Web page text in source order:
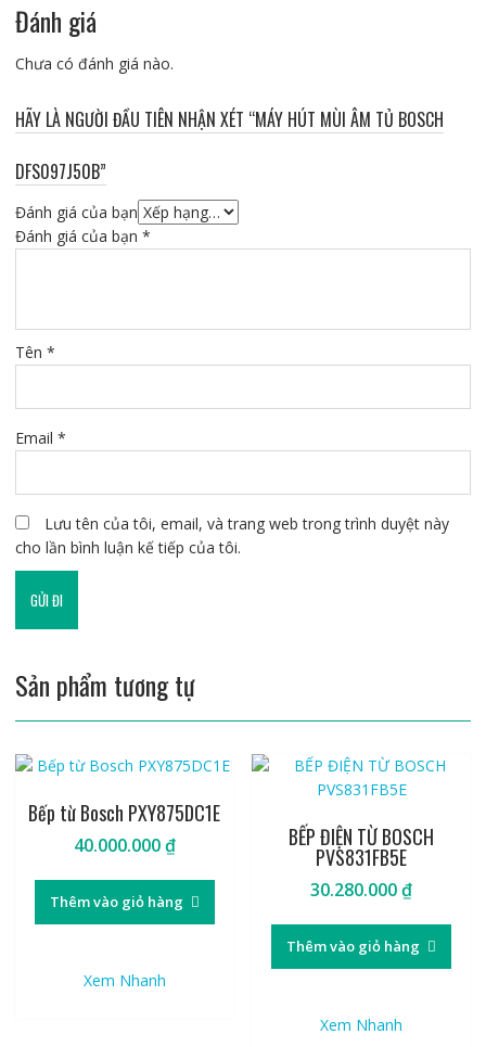
Đánh giá
Chưa có đánh giá nào.
HÃY LÀ NGƯỜI ĐẦU TIÊN NHẬN XÉT “MÁY HÚT MÙI ÂM TỦ BOSCH
DFS097J50B”
Đánh giá của bạn
Đánh giá của bạn *
Tên *
Email *
Lưu tên của tôi, email, và trang web trong trình duyệt này
cho lần bình luận kế tiếp của tôi.
Sản phẩm tương tự
Bếp từ Bosch PXY875DC1E
40.000.000₫
Thêm vào giỏ hàng
Xem Nhanh
BẾP ĐIỆN TỪ BOSCH
PVS831FB5E
30.280.000₫
Thêm vào giỏ hàng
Xem Nhanh